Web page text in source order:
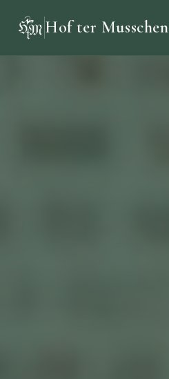
Hof ter Musschen